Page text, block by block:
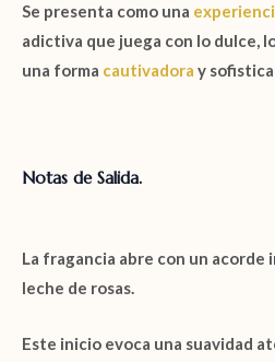
Se presenta como una
adictiva que juega con lo dulce,
una forma cautivadora y
Notas de Salida.
La fragancia abre con un acorde
leche de rosas.
Este inicio evoca una suavidad